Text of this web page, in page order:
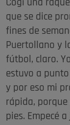
Cogí una
que se dice
fines de
Puertollano y
fútbol, claro.
estuvo a
y por eso mi
rápida, porque
pies. Empecé